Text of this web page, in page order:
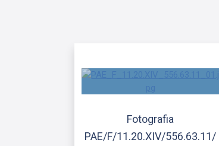
Fotografia
PAE/F/11.20.XIV/556.63.11/